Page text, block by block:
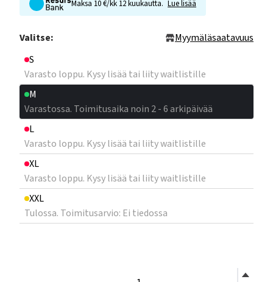
Maksa 10 €/kk 12 kuukautta. Lue lisää
Valitse:
Myymäläsaatavuus
S
Varasto loppu. Kysy lisää tai liity waitlistille
M
Varastossa. Toimitusaika noin 2 - 6 arkipäivää
L
Varasto loppu. Kysy lisää tai liity waitlistille
XL
Varasto loppu. Kysy lisää tai liity waitlistille
XXL
Tulossa. Toimitusarvio: Ei tiedossa